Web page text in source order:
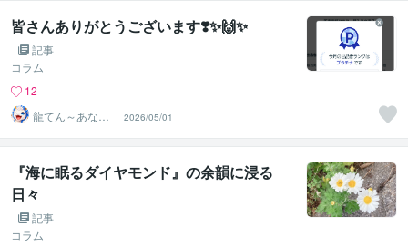
皆さんありがとうございます❣️✨🙌✨
記事
コラム
12
龍てん～あなた
の魂の羅針盤
2026/05/01
『海に眠るダイヤモンド』の余韻に浸る
日々
記事
コラム